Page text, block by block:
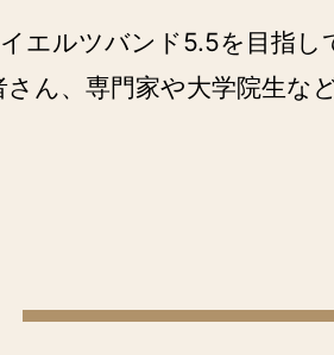
エルツバンド5.5を目指し
さん、専門家や大学院生な